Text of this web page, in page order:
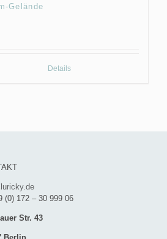
Gelände
Details
(0) 172 – 30 999 06
Str. 43